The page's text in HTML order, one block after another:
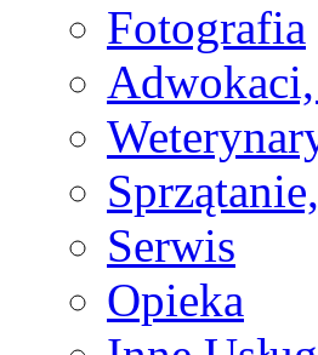
Fotografia
Serwis
Opieka